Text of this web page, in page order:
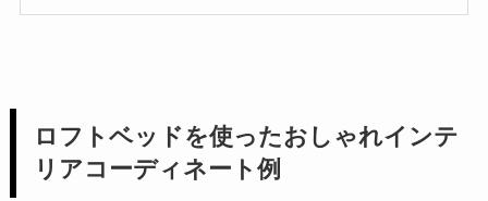
ロフトベッドを使ったおしゃれインテ
リアコーディネート例